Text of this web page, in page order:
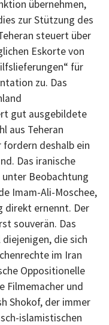
übernehmen,
zur Stützung des
steuert über
Eskorte von
für
zu. Das
gut ausgebildete
aus Teheran
fordern deshalb ein
Das iranische
Beobachtung
Imam-Ali-Moschee,
direkt ernennt. Der
souverän. Das
die sich
im Iran
Oppositionelle
Filmemacher und
Shokof, der immer
islamistischen